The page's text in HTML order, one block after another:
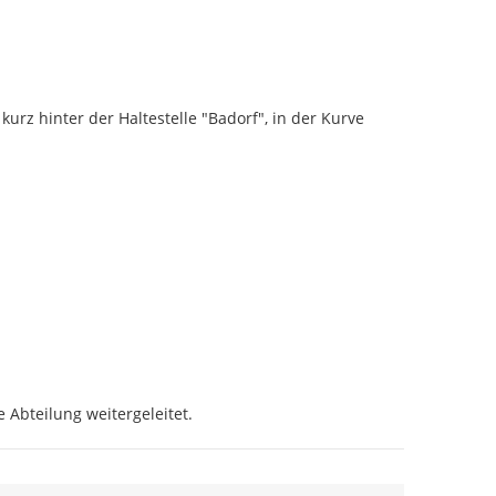
hinter der Haltestelle "Badorf", in der Kurve
Abteilung weitergeleitet.